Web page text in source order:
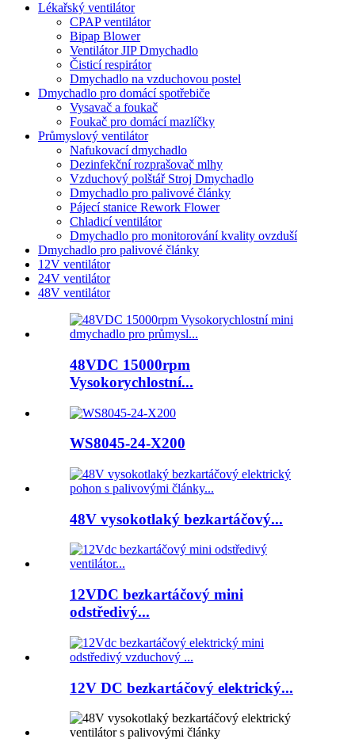
Lékařský ventilátor
CPAP ventilátor
Bipap Blower
Ventilátor JIP Dmychadlo
Čisticí respirátor
Dmychadlo na vzduchovou postel
Dmychadlo pro domácí spotřebiče
Vysavač a foukač
Foukač pro domácí mazlíčky
Průmyslový ventilátor
Nafukovací dmychadlo
Dezinfekční rozprašovač mlhy
Vzduchový polštář Stroj Dmychadlo
Dmychadlo pro palivové články
Pájecí stanice Rework Flower
Chladicí ventilátor
Dmychadlo pro monitorování kvality ovzduší
Dmychadlo pro palivové články
12V ventilátor
24V ventilátor
48V ventilátor
48VDC 15000rpm
Vysokorychlostní...
WS8045-24-X200
48V vysokotlaký bezkartáčový...
12VDC bezkartáčový mini
odstředivý...
12V DC bezkartáčový elektrický...